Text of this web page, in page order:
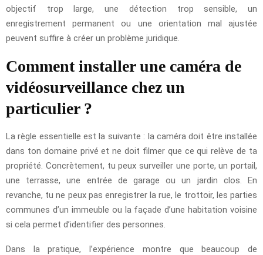
objectif trop large, une détection trop sensible, un
enregistrement permanent ou une orientation mal ajustée
peuvent suffire à créer un problème juridique.
Comment installer une caméra de
vidéosurveillance chez un
particulier ?
La règle essentielle est la suivante : la caméra doit être installée
dans ton domaine privé et ne doit filmer que ce qui relève de ta
propriété. Concrètement, tu peux surveiller une porte, un portail,
une terrasse, une entrée de garage ou un jardin clos. En
revanche, tu ne peux pas enregistrer la rue, le trottoir, les parties
communes d’un immeuble ou la façade d’une habitation voisine
si cela permet d’identifier des personnes.
Dans la pratique, l’expérience montre que beaucoup de